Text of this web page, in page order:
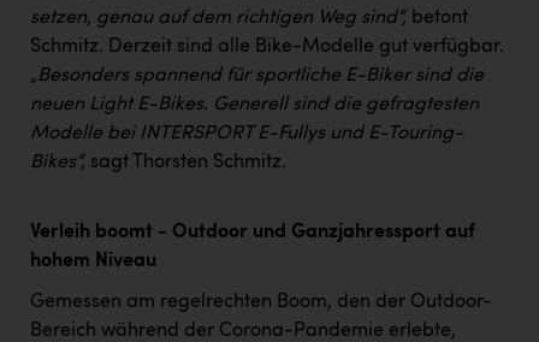
PEZ
REMAX
RE/MAX Welcome
RUBBLE MASTER
SCRI - Salzburg Cancer Research Institute
setzen, genau auf dem richtigen Weg sind“, betont
Schmitz. Derzeit sind alle Bike-Modelle gut verfügbar.
„Besonders spannend für sportliche E-Biker sind die
neuen Light E-Bikes. Generell sind die gefragtesten
Modelle bei INTERSPORT E-Fullys und E-Touring-
Bikes“, sagt Thorsten Schmitz.
Verleih boomt - Outdoor und Ganzjahressport auf
hohem Niveau
Gemessen am regelrechten Boom, den der Outdoor-
Bereich während der Corona-Pandemie erlebte,